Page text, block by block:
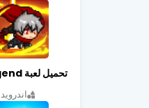
اندرويد